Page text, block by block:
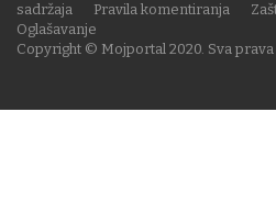
Copyright © Mojportal 2020. Sva
sadržaja
Pravila komentiranja
Oglašavanje